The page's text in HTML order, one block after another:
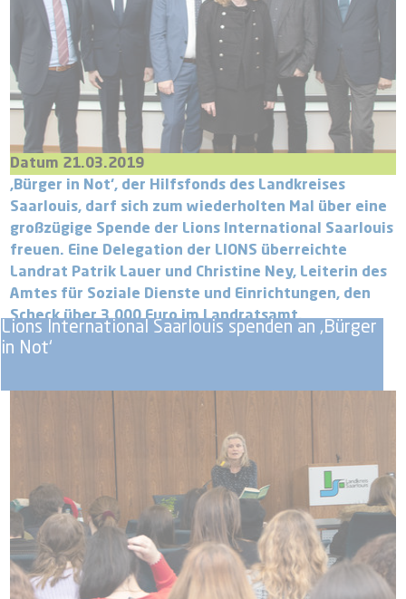
Lions International Saarlouis spenden an ‚Bürger
in Not‘
Datum 21.03.2019
‚Bürger in Not‘, der Hilfsfonds des Landkreises
Saarlouis, darf sich zum wiederholten Mal über eine
großzügige Spende der Lions International Saarlouis
freuen. Eine Delegation der LIONS überreichte
Landrat Patrik Lauer und Christine Ney, Leiterin des
Amtes für Soziale Dienste und Einrichtungen, den
Scheck über 3.000 Euro im Landratsamt.